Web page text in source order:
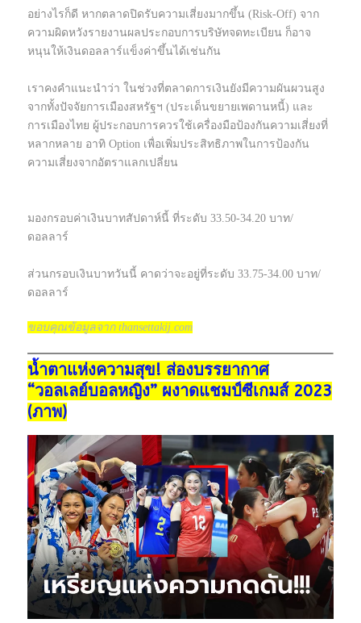
อย่างไรก็ดี หากตลาดปิดรับความเสี่ยงมากขึ้น (Risk-Off) จาก
ความผิดหวังรายงานผลประกอบการบริษัทจดทะเบียน ก็อาจ
หนุนให้เงินดอลลาร์แข็งค่าขึ้นได้เช่นกัน
เราคงคำแนะนำว่า ในช่วงที่ตลาดการเงินยังมีความผันผวนสูง
จากทั้งปัจจัยการเมืองสหรัฐฯ (ประเด็นขยายเพดานหนี้) และ
การเมืองไทย ผู้ประกอบการควรใช้เครื่องมือป้องกันความเสี่ยงที่
หลากหลาย อาทิ Option เพื่อเพิ่มประสิทธิภาพในการป้องกัน
ความเสี่ยงจากอัตราแลกเปลี่ยน
มองกรอบค่าเงินบาทสัปดาห์นี้ ที่ระดับ 33.50-34.20 บาท/
ดอลลาร์
ส่วนกรอบเงินบาทวันนี้ คาดว่าจะอยู่ที่ระดับ 33.75-34.00 บาท/
ดอลลาร์
ขอบคุณข้อมูลจาก thansettakij.com
น้ำตาแห่งความสุข! ส่องบรรยากาศ
“วอลเลย์บอลหญิง” ผงาดแชมป์ซีเกมส์ 2023
(ภาพ)